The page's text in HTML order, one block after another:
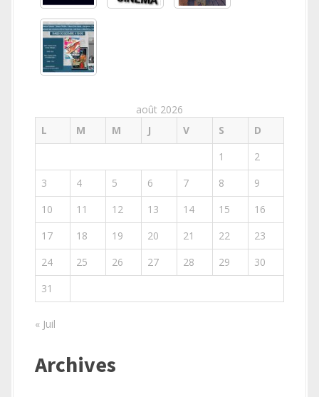
août 2026
L
M M J V S
D
1
2
3
4 5 6 7 8
9
10
11 12 13 14 15
16
17
18 19 20 21 22
23
24
25 26 27 28 29
30
31
« Juil
Archives